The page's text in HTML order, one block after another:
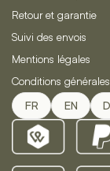
Retour et garantie
Suivi des envois
Mentions légales
Conditions
FR EN